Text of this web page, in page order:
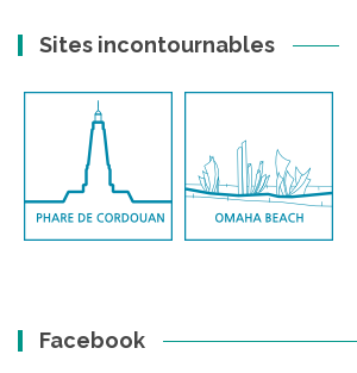
Sites incontournables
Facebook